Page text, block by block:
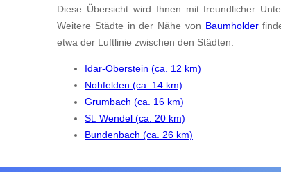
Diese Übersicht wird Ihnen mit freundlicher
Weitere Städte in der Nähe von Baumholder
etwa der Luftlinie zwischen den Städten.
Idar-Oberstein (ca. 12 km)
Nohfelden (ca. 14 km)
Grumbach (ca. 16 km)
St. Wendel (ca. 20 km)
Bundenbach (ca. 26 km)